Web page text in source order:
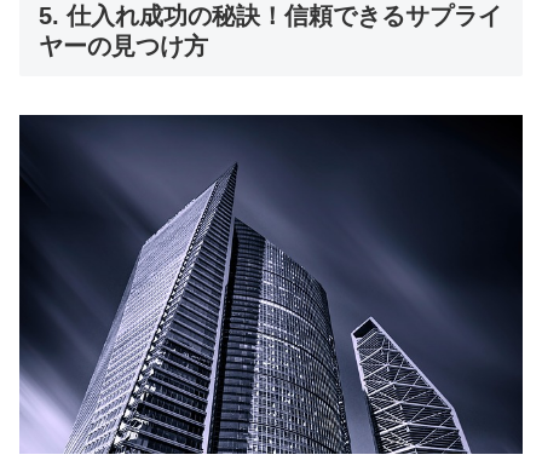
5. 仕入れ成功の秘訣！信頼できるサプライ
ヤーの見つけ方